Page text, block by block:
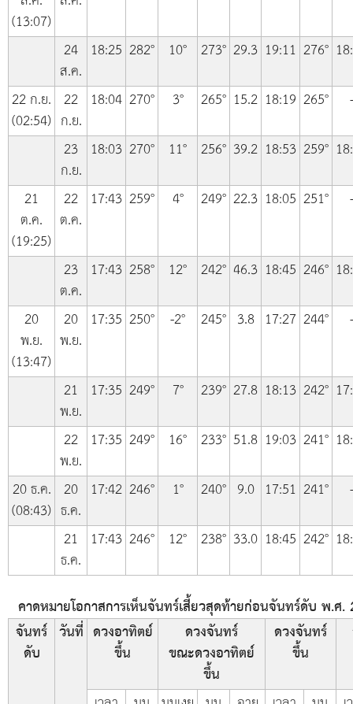
(13:07)
24
ส.ค.
18:25 282° 10° 273° 29.3 19:11 276°
22 ก.ย.
(02:54)
22
ก.ย.
18:04 270° 3° 265° 15.2 18:19 265°
-
23
ก.ย.
18:03 270° 11° 256° 39.2 18:53 259°
21
ต.ค.
(19:25)
22
ต.ค.
17:43 259° 4° 249° 22.3 18:05 251° -
23
ต.ค.
17:43 258° 12° 242° 46.3 18:45 246°
20
พ.ย.
(13:47)
20
พ.ย.
17:35 250° -2° 245° 3.8 17:27 244° -
21
พ.ย.
17:35 249° 7° 239° 27.8 18:13 242°
22
พ.ย.
17:35 249° 16° 233° 51.8 19:03 241°
20 ธ.ค.
(08:43)
20
ธ.ค.
17:42 246° 1° 240° 9.0 17:51 241°
-
21
ธ.ค.
17:43 246° 12° 238° 33.0 18:45 242°
คาดหมายโอกาสการเห็นจันทร์เสี้ยวสุดท้ายก่อนจันทร์ดับ พ.ศ
จันทร์
ดับ
วันที่ ดวงอาทิตย์
ขึ้น
ดวงจันทร์
ขณะดวงอาทิตย์
ขึ้น
ดวงจันทร์
ขึ้น